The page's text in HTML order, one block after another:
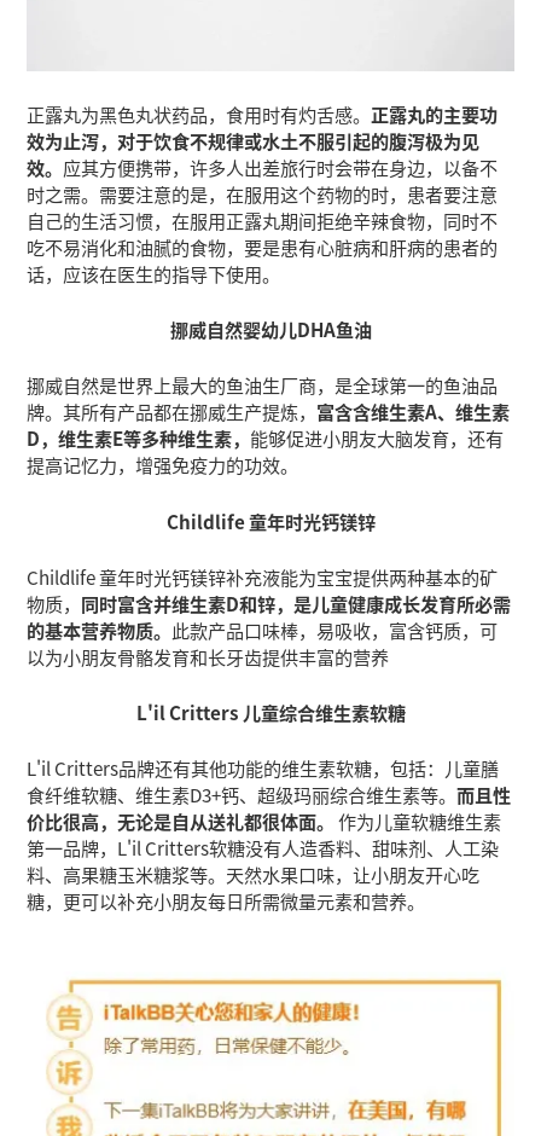
正露丸为黑色丸状药品，食用时有灼舌感。 正露丸的主要功
效为止泻，对于饮食不规律或水土不服引起的腹泻极为见
效。 应其方便携带，许多人出差旅行时会带在身边，以备不
时之需。需要注意的是，在服用这个药物的时，患者要注意
自己的生活习惯，在服用正露丸期间拒绝辛辣食物，同时不
吃不易消化和油腻的食物，要是患有心脏病和肝病的患者的
话，应该在医生的指导下使用。
挪威自然婴幼儿DHA鱼油
挪威自然是世界上最大的鱼油生厂商，是全球第一的鱼油品
牌。其所有产品都在挪威生产提炼， 富含含维生素A、维生素
D，维生素E等多种维生素， 能够促进小朋友大脑发育，还有
提高记忆力，增强免疫力的功效。
Childlife 童年时光钙镁锌
Childlife 童年时光钙镁锌补充液能为宝宝提供两种基本的矿
物质， 同时富含并维生素D和锌，是儿童健康成长发育所必需
的基本营养物质。 此款产品口味棒，易吸收，富含钙质，可
以为小朋友骨骼发育和长牙齿提供丰富的营养
L'il Critters 儿童综合维生素软糖
L'il Critters品牌还有其他功能的维生素软糖，包括：儿童膳
食纤维软糖、维生素D3+钙、超级玛丽综合维生素等。而且性
价比很高，无论是自从送礼都很体面。 作为儿童软糖维生素
第一品牌，L'il Critters软糖没有人造香料、甜味剂、人工染
料、高果糖玉米糖浆等。天然水果口味，让小朋友开心吃
糖，更可以补充小朋友每日所需微量元素和营养。